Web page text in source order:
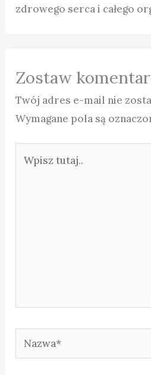
zdrowego serca i całego
Zostaw
Twój adres e-mail nie
Wymagane pola są
tutaj..
Nazwa*